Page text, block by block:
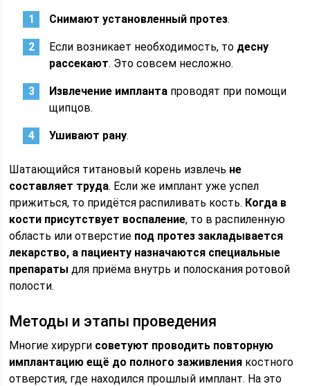
Снимают установленный протез.
Если возникает необходимость, то десну
рассекают. Это совсем несложно.
Извлечение импланта проводят при помощи
щипцов.
Ушивают рану.
Шатающийся титановый корень извлечь не
составляет труда. Если же имплант уже успел
прижиться, то придётся распиливать кость. Когда в
кости присутствует воспаление, то в распиленную
область или отверстие под протез закладывается
лекарство, а пациенту назначаются специальные
препараты для приёма внутрь и полоскания ротовой
полости.
Методы и этапы проведения
Многие хирурги советуют проводить повторную
имплантацию ещё до полного заживления костного
отверстия, где находился прошлый имплант. На это